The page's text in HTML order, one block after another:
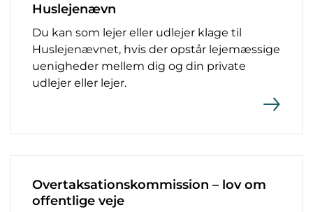
Huslejenævn
Du kan som lejer eller udlejer klage til
Huslejenævnet, hvis der opstår lejemæssige
uenigheder mellem dig og din private
udlejer eller lejer.
Overtaksationskommission – lov om
offentlige veje